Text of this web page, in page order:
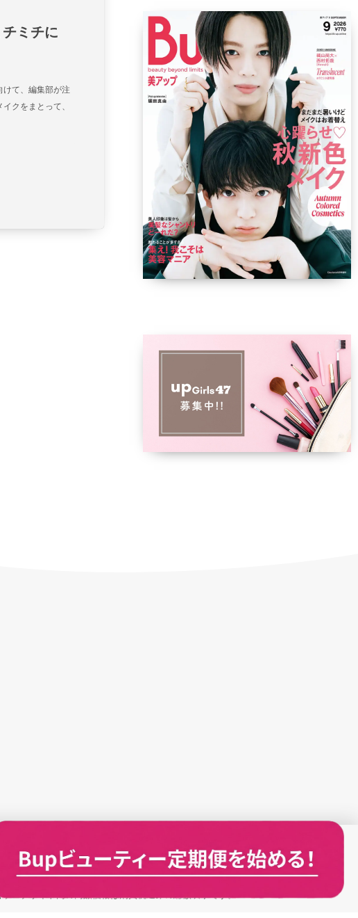
ミチに
けて、編集部が注
クをまとって、
ェブサイト内の商品価格は消費税込みの総額表示です。